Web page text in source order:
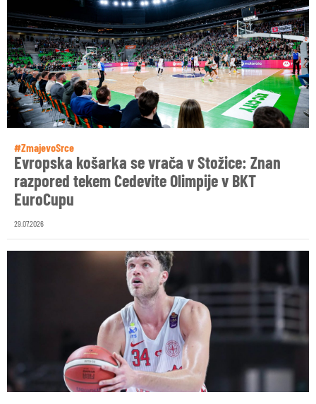
#ZmajevoSrce
Evropska košarka se vrača v Stožice: Znan
razpored tekem Cedevite Olimpije v BKT
EuroCupu
29.07.2026